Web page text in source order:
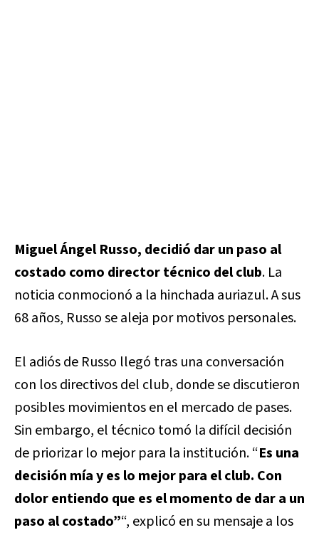
Miguel Ángel Russo, decidió dar un paso al
costado como director técnico del club. La
noticia conmocionó a la hinchada auriazul. A sus
68 años, Russo se aleja por motivos personales.
El adiós de Russo llegó tras una conversación
con los directivos del club, donde se discutieron
posibles movimientos en el mercado de pases.
Sin embargo, el técnico tomó la difícil decisión
de priorizar lo mejor para la institución. “Es una
decisión mía y es lo mejor para el club. Con
dolor entiendo que es el momento de dar a un
paso al costado”“, explicó en su mensaje a los